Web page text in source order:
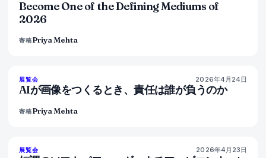
Become One of the Defining Mediums of
2026
寄稿Priya Mehta
76% 69
展覧会 2026年4月24日
AIが画像をつくるとき、責任は誰が負うのか
寄稿Priya Mehta
78% 88
展覧会 2026年4月23日